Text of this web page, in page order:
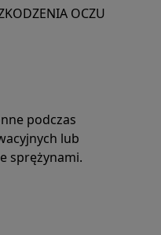
OCZU
podczas
lub
sprężynami.